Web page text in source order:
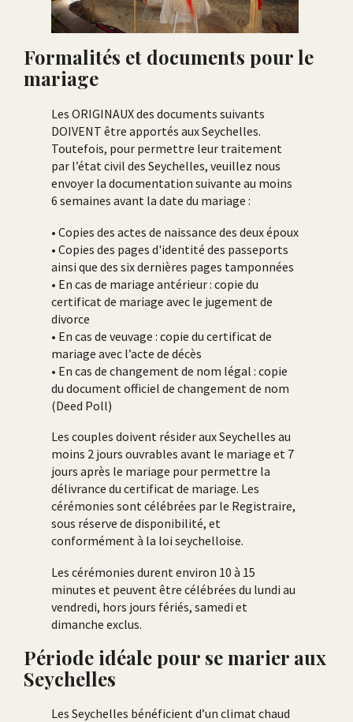
Formalités et documents pour le
mariage
Les ORIGINAUX des documents suivants
DOIVENT être apportés aux Seychelles.
Toutefois, pour permettre leur traitement
par l’état civil des Seychelles, veuillez nous
envoyer la documentation suivante au moins
6 semaines avant la date du mariage :
• Copies des actes de naissance des deux époux
• Copies des pages d'identité des passeports
ainsi que des six dernières pages tamponnées
• En cas de mariage antérieur : copie du
certificat de mariage avec le jugement de
divorce
• En cas de veuvage : copie du certificat de
mariage avec l’acte de décès
• En cas de changement de nom légal : copie
du document officiel de changement de nom
(Deed Poll)
Les couples doivent résider aux Seychelles au
moins 2 jours ouvrables avant le mariage et 7
jours après le mariage pour permettre la
délivrance du certificat de mariage. Les
cérémonies sont célébrées par le Registraire,
sous réserve de disponibilité, et
conformément à la loi seychelloise.
Les cérémonies durent environ 10 à 15
minutes et peuvent être célébrées du lundi au
vendredi, hors jours fériés, samedi et
dimanche exclus.
Période idéale pour se marier aux
Seychelles
Les Seychelles bénéficient d’un climat chaud